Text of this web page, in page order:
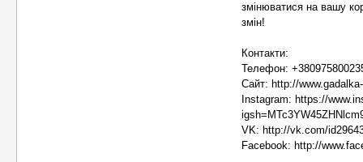
змінюватися на вашу
змін!
Контакти:
Телефон:
Сайт: http://
Instagram: https://
VK: http://vk.com/
Facebook: http://